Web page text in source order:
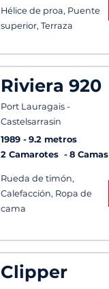
Hélice de proa, Puente
superior, Terraza
Riviera 920
Port Lauragais -
Castelsarrasin
1989
9.2 metros
2 Camarotes
8 Camas
Rueda de timón,
Calefacción, Ropa de
cama
Clipper